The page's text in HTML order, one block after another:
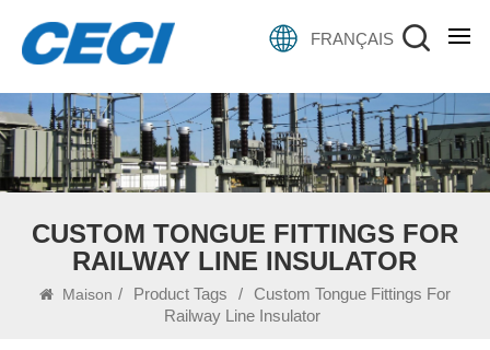
FRANÇAIS
CUSTOM TONGUE FITTINGS FOR
RAILWAY LINE INSULATOR
Maison / Product Tags / Custom Tongue Fittings For
Railway Line Insulator